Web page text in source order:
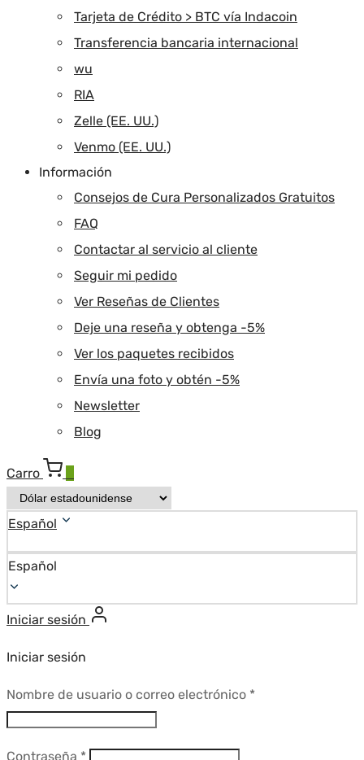
Tarjeta de Crédito > BTC vía Indacoin
Transferencia bancaria internacional
wu
RIA
Zelle (EE. UU.)
Venmo (EE. UU.)
Información
Consejos de Cura Personalizados Gratuitos
FAQ
Contactar al servicio al cliente
Seguir mi pedido
Ver Reseñas de Clientes
Deje una reseña y obtenga -5%
Ver los paquetes recibidos
Envía una foto y obtén -5%
Newsletter
Blog
Carro
Español
Español
Iniciar sesión
Iniciar sesión
Nombre de usuario o correo electrónico *Requerido
Contraseña *Requerido